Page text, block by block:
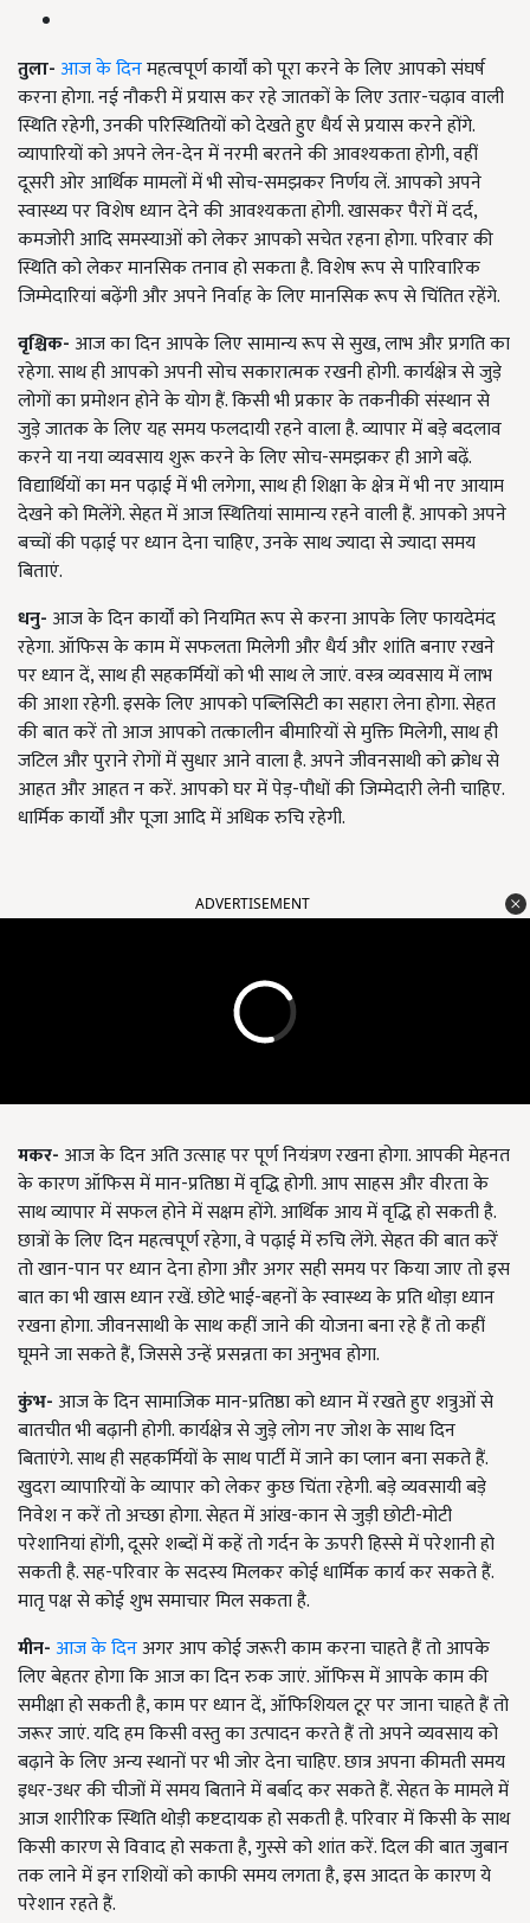
तुला- आज के दिनमहत्वपूर्ण कार्यों को पूरा करने के लिए आपको संघर्ष
करना होगा. नई नौकरी में प्रयास कर रहे जातकों के लिए उतार-चढ़ाव वाली
स्थिति रहेगी, उनकी परिस्थितियों को देखते हुए धैर्य से प्रयास करने होंगे.
व्यापारियों को अपने लेन-देन में नरमी बरतने की आवश्यकता होगी, वहीं
दूसरी ओर आर्थिक मामलों में भी सोच-समझकर निर्णय लें. आपको अपने
स्वास्थ्य पर विशेष ध्यान देने की आवश्यकता होगी. खासकर पैरों में दर्द,
कमजोरी आदि समस्याओं को लेकर आपको सचेत रहना होगा. परिवार की
स्थिति को लेकर मानसिक तनाव हो सकता है. विशेष रूप से पारिवारिक
जिम्मेदारियां बढ़ेंगी और अपने निर्वाह के लिए मानसिक रूप से चिंतित रहेंगे.
वृश्चिक- आज का दिन आपके लिए सामान्य रूप से सुख, लाभ और प्रगति का
रहेगा. साथ ही आपको अपनी सोच सकारात्मक रखनी होगी. कार्यक्षेत्र से जुड़े
लोगों का प्रमोशन होने के योग हैं. किसी भी प्रकार के तकनीकी संस्थान से
जुड़े जातक के लिए यह समय फलदायी रहने वाला है. व्यापार में बड़े बदलाव
करने या नया व्यवसाय शुरू करने के लिए सोच-समझकर ही आगे बढ़ें.
विद्यार्थियों का मन पढ़ाई में भी लगेगा, साथ ही शिक्षा के क्षेत्र में भी नए आयाम
देखने को मिलेंगे. सेहत में आज स्थितियां सामान्य रहने वाली हैं. आपको अपने
बच्चों की पढ़ाई पर ध्यान देना चाहिए, उनके साथ ज्यादा से ज्यादा समय
बिताएं.
धनु- आज के दिन कार्यों को नियमित रूप से करना आपके लिए फायदेमंद
रहेगा. ऑफिस के काम में सफलता मिलेगी और धैर्य और शांति बनाए रखने
पर ध्यान दें, साथ ही सहकर्मियों को भी साथ ले जाएं. वस्त्र व्यवसाय में लाभ
की आशा रहेगी. इसके लिए आपको पब्लिसिटी का सहारा लेना होगा. सेहत
की बात करें तो आज आपको तत्कालीन बीमारियों से मुक्ति मिलेगी, साथ ही
जटिल और पुराने रोगों में सुधार आने वाला है. अपने जीवनसाथी को क्रोध से
आहत और आहत न करें. आपको घर में पेड़-पौधों की जिम्मेदारी लेनी चाहिए.
धार्मिक कार्यों और पूजा आदि में अधिक रुचि रहेगी.
ADVERTISEMENT
मकर- आज के दिन अति उत्साह पर पूर्ण नियंत्रण रखना होगा. आपकी मेहनत
के कारण ऑफिस में मान-प्रतिष्ठा में वृद्धि होगी. आप साहस और वीरता के
साथ व्यापार में सफल होने में सक्षम होंगे. आर्थिक आय में वृद्धि हो सकती है.
छात्रों के लिए दिन महत्वपूर्ण रहेगा, वे पढ़ाई में रुचि लेंगे. सेहत की बात करें
तो खान-पान पर ध्यान देना होगा और अगर सही समय पर किया जाए तो इस
बात का भी खास ध्यान रखें. छोटे भाई-बहनों के स्वास्थ्य के प्रति थोड़ा ध्यान
रखना होगा. जीवनसाथी के साथ कहीं जाने की योजना बना रहे हैं तो कहीं
घूमने जा सकते हैं, जिससे उन्हें प्रसन्नता का अनुभव होगा.
कुंभ- आज के दिन सामाजिक मान-प्रतिष्ठा को ध्यान में रखते हुए शत्रुओं से
बातचीत भी बढ़ानी होगी. कार्यक्षेत्र से जुड़े लोग नए जोश के साथ दिन
बिताएंगे. साथ ही सहकर्मियों के साथ पार्टी में जाने का प्लान बना सकते हैं.
खुदरा व्यापारियों के व्यापार को लेकर कुछ चिंता रहेगी. बड़े व्यवसायी बड़े
निवेश न करें तो अच्छा होगा. सेहत में आंख-कान से जुड़ी छोटी-मोटी
परेशानियां होंगी, दूसरे शब्दों में कहें तो गर्दन के ऊपरी हिस्से में परेशानी हो
सकती है. सह-परिवार के सदस्य मिलकर कोई धार्मिक कार्य कर सकते हैं.
मातृ पक्ष से कोई शुभ समाचार मिल सकता है.
मीन- आज के दिनअगर आप कोई जरूरी काम करना चाहते हैं तो आपके
लिए बेहतर होगा कि आज का दिन रुक जाएं. ऑफिस में आपके काम की
समीक्षा हो सकती है, काम पर ध्यान दें, ऑफिशियल टूर पर जाना चाहते हैं तो
जरूर जाएं. यदि हम किसी वस्तु का उत्पादन करते हैं तो अपने व्यवसाय को
बढ़ाने के लिए अन्य स्थानों पर भी जोर देना चाहिए. छात्र अपना कीमती समय
इधर-उधर की चीजों में समय बिताने में बर्बाद कर सकते हैं. सेहत के मामले में
आज शारीरिक स्थिति थोड़ी कष्टदायक हो सकती है. परिवार में किसी के साथ
किसी कारण से विवाद हो सकता है, गुस्से को शांत करें. दिल की बात जुबान
तक लाने में इन राशियों को काफी समय लगता है, इस आदत के कारण ये
परेशान रहते हैं.